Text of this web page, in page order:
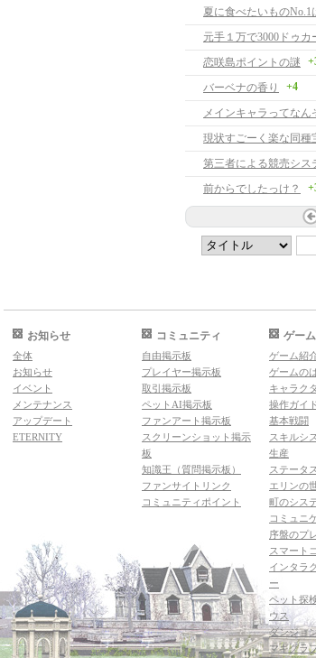
夏に食べたいものNo.1
元手１万で3000ドゥカ
恋咲島ポイントの謎
バーベナの香り
+4
メインキャラってなん
現状すごーく楽な同種
前からでしたっけ？
お知らせ
全体
お知らせ
イベント
メンテナンス
アップデート
ETERNITY
コミュニティ
自由掲示板
プレイヤー掲示板
取引掲示板
ペットAI掲示板
ファンアート掲示板
スクリーンショット掲示
板
知識王（質問掲示板）
ファンサイトリンク
コミュニティポイント
ゲー
ゲーム紹
ゲームの
キャラク
操作ガイ
基本戦闘
スキルシ
生産
ステータス
エリンの
町のシス
コミュニ
序盤のプ
スマート
インタラ
ー
ペット探
ウス
ダンジョ
マギグラ